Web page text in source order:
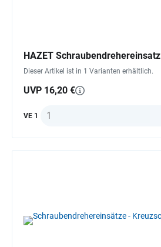
HAZET Schraubendrehereinsatz
Dieser Artikel ist in 1 Varianten erhältlich.
UVP 16,20 €
VE 1 Anzahl